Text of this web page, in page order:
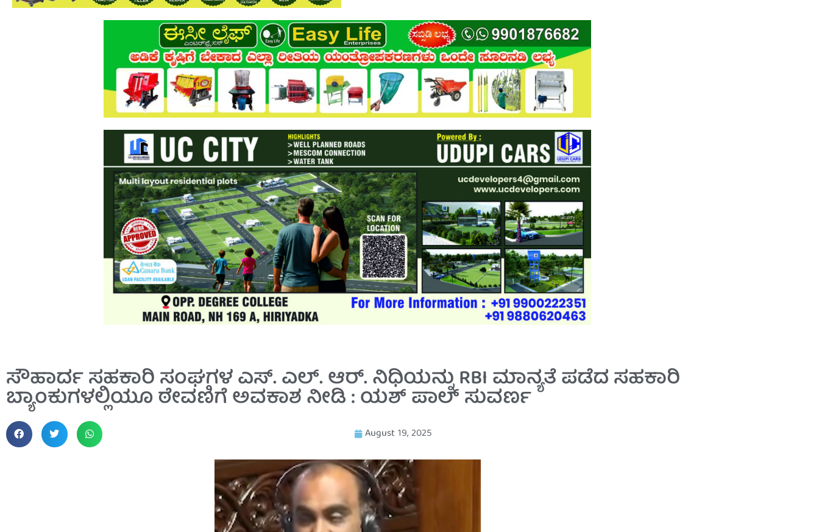
ಸೌಹಾರ್ದ ಸಹಕಾರಿ ಸಂಘಗಳ ಎಸ್. ಎಲ್. ಆರ್. ನಿಧಿಯನ್ನು RBI ಮಾನ್ಯತೆ ಪಡೆದ ಸಹಕಾರಿ
ಬ್ಯಾಂಕುಗಳಲ್ಲಿಯೂ ಠೇವಣಿಗೆ ಅವಕಾಶ ನೀಡಿ : ಯಶ್ ಪಾಲ್ ಸುವರ್ಣ
August 19, 2025